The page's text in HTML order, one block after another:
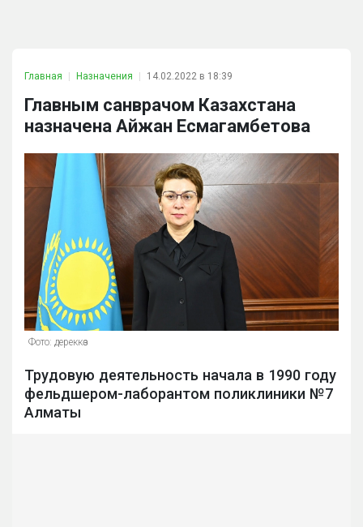
Главная Назначения 14.02.2022 в 18:39
Главным санврачом Казахстана
назначена Айжан Есмагамбетова
Фото: дереккөз
Трудовую деятельность начала в 1990 году
фельдшером-лаборантом поликлиники №7
Алматы